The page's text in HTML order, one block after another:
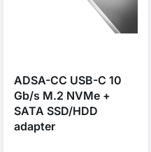
ADSA-CC USB-C 10
Gb/s M.2 NVMe +
SATA SSD/HDD
adapter